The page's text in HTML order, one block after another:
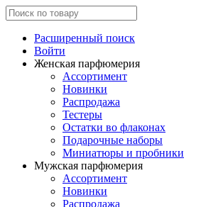
Расширенный поиск
Войти
Женская парфюмерия
Ассортимент
Новинки
Распродажа
Тестеры
Остатки во флаконах
Подарочные наборы
Миниатюры и пробники
Мужская парфюмерия
Ассортимент
Новинки
Распродажа